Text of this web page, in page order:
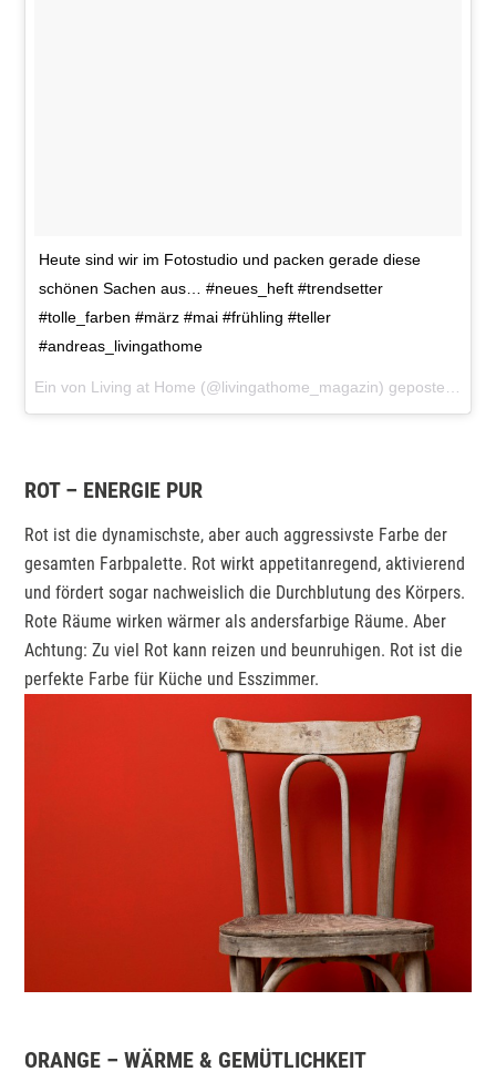
Heute sind wir im Fotostudio und packen gerade diese
schönen Sachen aus… #neues_heft #trendsetter
#tolle_farben #märz #mai #frühling #teller
#andreas_livingathome
ROT – ENERGIE PUR
Rot ist die dynamischste, aber auch aggressivste Farbe der
gesamten Farbpalette. Rot wirkt appetitanregend, aktivierend
und fördert sogar nachweislich die Durchblutung des Körpers.
Rote Räume wirken wärmer als andersfarbige Räume. Aber
Achtung: Zu viel Rot kann reizen und beunruhigen. Rot ist die
perfekte Farbe für Küche und Esszimmer.
ORANGE – WÄRME & GEMÜTLICHKEIT